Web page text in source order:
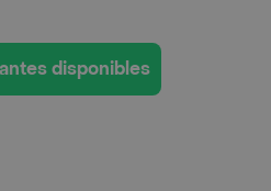
disponibles